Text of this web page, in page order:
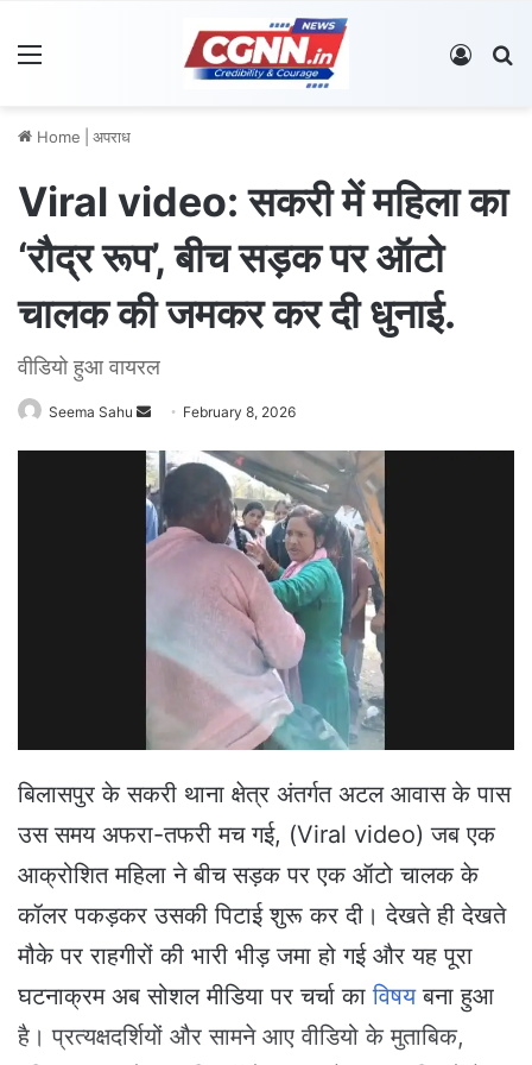
Log In
Home अपराध
Viral video: सकरी में महिला का
‘रौद्र रूप’, बीच सड़क पर ऑटो
चालक की जमकर कर दी धुनाई.
वीडियो हुआ वायरल
Seema Sahu
n
d
a
n
February 8, 2026
बिलासपुर के सकरी थाना क्षेत्र अंतर्गत अटल आवास के पास
उस समय अफरा-तफरी मच गई, (Viral video) जब एक
आक्रोशित महिला ने बीच सड़क पर एक ऑटो चालक के
कॉलर पकड़कर उसकी पिटाई शुरू कर दी। देखते ही देखते
मौके पर राहगीरों की भारी भीड़ जमा हो गई और यह पूरा
घटनाक्रम अब सोशल मीडिया पर चर्चा काविषयबना हुआ
है। प्रत्यक्षदर्शियों और सामने आए वीडियो के मुताबिक,